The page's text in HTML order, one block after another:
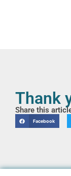
Thank
Share this
Facebook